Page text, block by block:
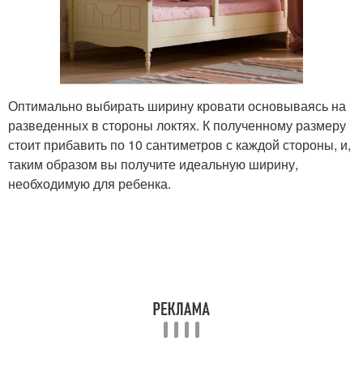
Оптимально выбирать ширину кровати основываясь на
разведенных в стороны локтях. К полученному размеру
стоит прибавить по 10 сантиметров с каждой стороны, и,
таким образом вы получите идеальную ширину,
необходимую для ребенка.